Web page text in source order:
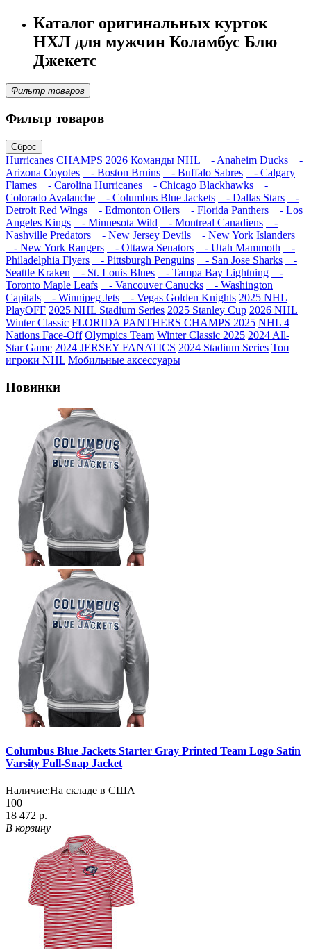
Каталог оригинальных курток
НХЛ для мужчин Коламбус Блю
Джекетс
Фильтр товаров
Фильтр товаров
Сброс
Hurricanes CHAMPS 2026 Команды NHL - Anaheim Ducks
-
Arizona Coyotes
- Boston Bruins - Buffalo Sabres
- Calgary
Flames
- Carolina Hurricanes - Chicago Blackhawks
-
Colorado Avalanche
- Columbus Blue Jackets - Dallas Stars
-
Detroit Red Wings
- Edmonton Oilers - Florida Panthers
- Los
Angeles Kings
- Minnesota Wild - Montreal Canadiens
-
Nashville Predators
- New Jersey Devils
- New York Islanders
- New York Rangers
- Ottawa Senators - Utah Mammoth
-
Philadelphia Flyers
- Pittsburgh Penguins - San Jose Sharks
-
Seattle Kraken
- St. Louis Blues - Tampa Bay Lightning
-
Toronto Maple Leafs
- Vancouver Canucks
- Washington
Capitals
- Winnipeg Jets - Vegas Golden Knights 2025 NHL
PlayOFF 2025 NHL Stadium Series 2025 Stanley Cup 2026 NHL
Winter Classic FLORIDA PANTHERS CHAMPS 2025 NHL 4
Nations Face-Off Olympics Team Winter Classic 2025 2024 All-
Star Game 2024 JERSEY FANATICS 2024 Stadium Series Топ
игроки NHL Мобильные аксессуары
Новинки
Columbus Blue Jackets Starter Gray Printed Team Logo Satin
Varsity Full-Snap Jacket
Наличие:На складе в США
100
18 472 р.
В корзину